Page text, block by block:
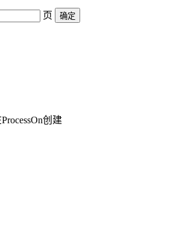
页 确定
创建